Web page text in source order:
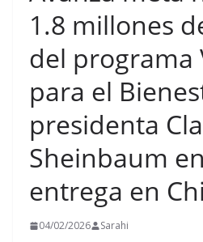
1.8 millones
del programa
para el
presidenta
Sheinbaum
entrega en
04/02/2026 Sarahi